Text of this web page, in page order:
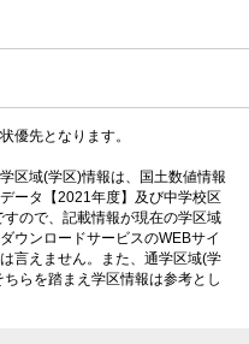
優先となります。
区域(学区)情報は、国土数値情報
ータ【2021年度】及び中学校区
ので、記載情報が現在の学区域
ウンロードサービスのWEBサイ
言えません。また、通学区域(学
らを踏まえ学区情報は参考とし